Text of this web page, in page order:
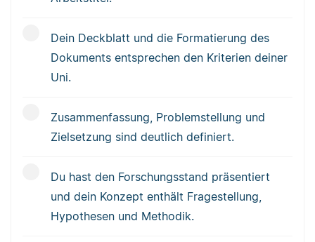
Dein Deckblatt und die Formatierung des
Dokuments entsprechen den Kriterien deiner
Uni.
Zusammenfassung, Problemstellung und
Zielsetzung sind deutlich definiert.
Du hast den Forschungsstand präsentiert
und dein Konzept enthält Fragestellung,
Hypothesen und Methodik.